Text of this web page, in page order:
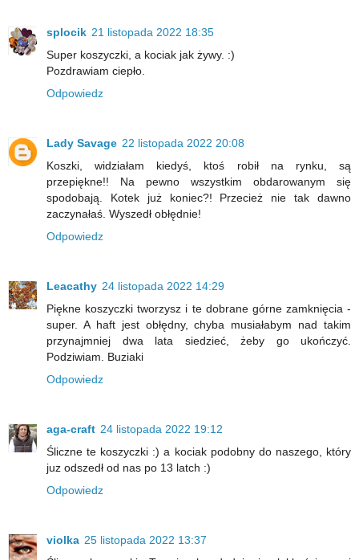
splocik 21 listopada 2022 18:35
Super koszyczki, a kociak jak żywy. :)
Pozdrawiam ciepło.
Odpowiedz
Lady Savage 22 listopada 2022 20:08
Koszki, widziałam kiedyś, ktoś robił na rynku, są
przepiękne!! Na pewno wszystkim obdarowanym się
spodobają. Kotek już koniec?! Przecież nie tak dawno
zaczynałaś. Wyszedł obłędnie!
Odpowiedz
Leacathy 24 listopada 2022 14:29
Piękne koszyczki tworzysz i te dobrane górne zamknięcia -
super. A haft jest obłędny, chyba musiałabym nad takim
przynajmniej dwa lata siedzieć, żeby go ukończyć.
Podziwiam. Buziaki
Odpowiedz
aga-craft 24 listopada 2022 19:12
Śliczne te koszyczki :) a kociak podobny do naszego, który
juz odszedł od nas po 13 latch :)
Odpowiedz
violka 25 listopada 2022 13:37